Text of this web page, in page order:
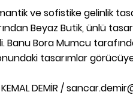
ve sofistike gelinlik
Beyaz Butik, ünlü
Banu Bora Mumcu
tasarımlar görücüye
KEMAL DEMİR /